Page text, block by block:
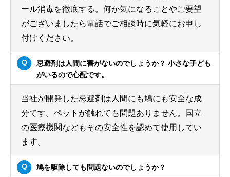
ール消毒を徹底する。何か気になることやご要望
がございましたら電話でご相談時に気軽にお申し
付けください。
忌避剤は人間に害がないのでしょうか？ 小さな子ども
がいるので心配です。
当社が開発した忌避剤は人間にも鳩にも安全な成
分です。ペットが触れても問題ありません。国立
の医療機関などもその安全性を認めて使用してい
ます。
鳩を駆除しても問題ないのでしょうか？